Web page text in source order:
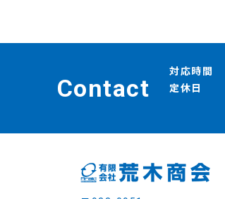
Contact
対応時間
定休日